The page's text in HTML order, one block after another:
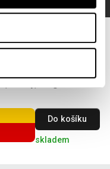
Do košíku
skladem